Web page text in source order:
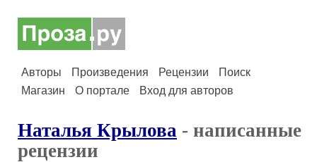
Авторы Произведения Рецензии
Поиск
Магазин
О портале Вход для авторов
Наталья Крылова - написанные
рецензии